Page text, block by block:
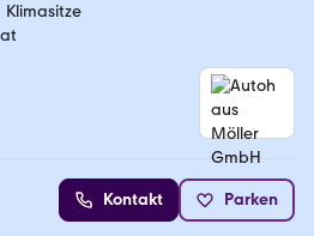
Klimasitze
Kontakt Parken